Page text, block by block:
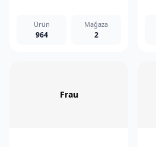
Ürün
964
Mağaza
2
Frau